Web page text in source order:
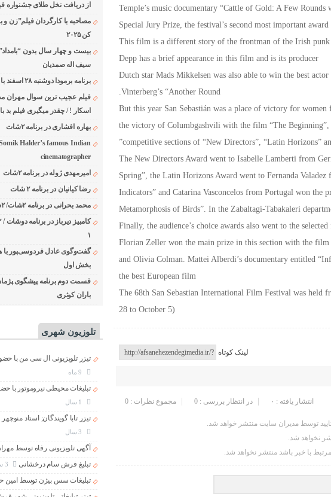
Temple’s music documentary “Cattle of Gold: A Few Rounds
Special Jury Prize, the festival’s second most important award
This film is a different story of the frontman of the Irish punk
Depp has a brief appearance in this film and is its producer
Dutch star Mads Mikkelsen was also able to win the best
Vinterberg’s “Another Round.
But this year San Sebastián was a place of victory for
the victory of Columbgashvili with the film “The Beginning”,
competitive sections of “New Directors”, “Latin Horizons”
The New Directors Award went to Isabelle Lamberti from
Spring”, the Latin Horizons Award went to Fernanda
Indicators” and Catarina Vasconcelos from Portugal won
Metamorphosis of Birds”. In the Zabaltagi-Tabakaleri
Finally, the audience’s choice awards also went to the
Florian Zeller won the main prize in this section with the film
and Olivia Colman. Mattei Alberdi’s documentary entitled
the best European film
The 68th San Sebastian International Film Festival was held
28 to October 5)
لینک کوتاه
مجموع نظرات : 0 در انتظار بررسی : 0 انتشار یافته : ۰
توسط مدیران سایت منتشر خواهد شد.
نخواهد شد.
با خبر باشد منتشر نخواهد شد.
از دریافت نخل طلای جشنواره
مصاحبه با کارگردان فیلم”زن و
کن ۲۰۲۵
بیست و چهار سال بدون
سیف اله صمدیان
برنامه برمودا دوشنبه ۲۸ اسفند با حضور ایرج حسابی
فیلم عجیب ترین سوال مهران
اسکار ! / چقدر میگیری فیلم بد
بهاره افشاری در برنامه ۲شات
Halder’s famous Indian
cinematographer
امیرمهدی ژوله در برنامه ۲شات
رضا کیانیان در برنامه ۲ شات
محمد بحرانی در برنامه ۲شات/ ۲شات فصل ۱ قسمت ۲
۱
گفت‌وگوی عادل فردوسی‌پور با
بخش اول
قسمت دوم برنامه پیشگوی
باران کوثری
تلوزیون شهری
تیزر تلویزیونی ال سی من با
تبلیغات محیطی نیروموتور با
تیزر تابا گویندگان; استاد
آگهی تلویزیونی رفاه توسط
تبلیغ فرش سام درخشانی
تبلیغات سس بیژن توسط امین